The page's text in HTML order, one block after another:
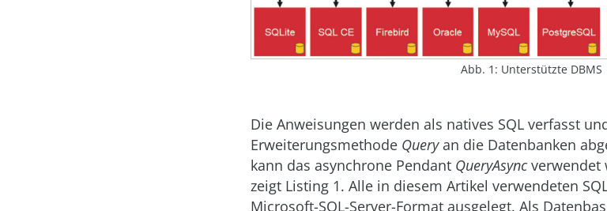
Abb. 1: Unterstützte DBMS
Die Anweisungen werden als natives SQL verfasst
Erweiterungsmethode Queryan die Datenbanken
kann das asynchrone Pendant QueryAsyncverwendet
zeigt Listing 1. Alle in diesem Artikel verwendeten
Microsoft-SQL-Server-Format ausgelegt. Als